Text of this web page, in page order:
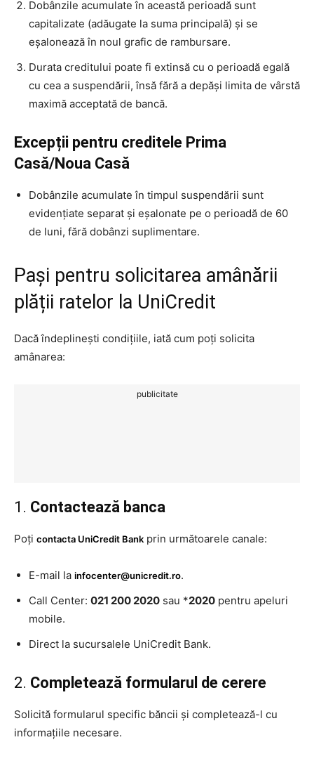
Dobânzile acumulate în această perioadă sunt
capitalizate (adăugate la suma principală) și se
eșalonează în noul grafic de rambursare.
Durata creditului poate fi extinsă cu o perioadă egală
cu cea a suspendării, însă fără a depăși limita de vârstă
maximă acceptată de bancă.
Excepții pentru creditele Prima
Casă/Noua Casă
Dobânzile acumulate în timpul suspendării sunt
evidențiate separat și eșalonate pe o perioadă de 60
de luni, fără dobânzi suplimentare.
Pași pentru solicitarea amânării
plății ratelor la UniCredit
Dacă îndeplinești condițiile, iată cum poți solicita
amânarea:
publicitate
1. Contactează banca
Poți contacta UniCredit Bank prin următoarele canale:
E-mail la infocenter@unicredit.ro.
Call Center: 021 200 2020 sau *2020 pentru apeluri
mobile.
Direct la sucursalele UniCredit Bank.
2. Completează formularul de cerere
Solicită formularul specific băncii și completează-l cu
informațiile necesare.